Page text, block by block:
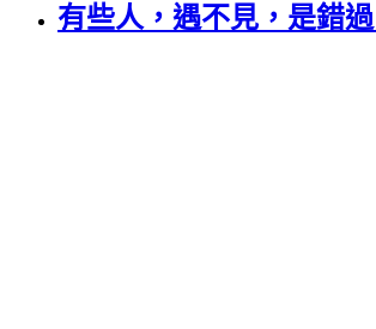
有些人，遇不見，是錯